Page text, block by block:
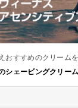
おすすめのクリーム
シェービングクリー